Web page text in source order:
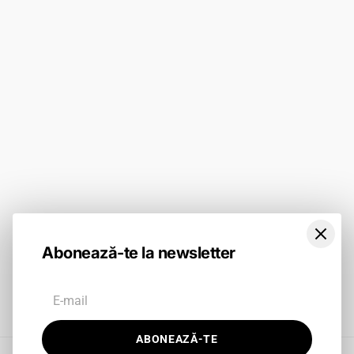
Abonează-te la newsletter
ABONEAZĂ-TE
Facebook
Instagram
TikTok